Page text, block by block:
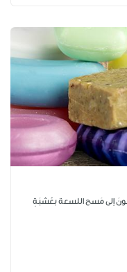
إلى مَسح اللسعة بعُشبَةِ